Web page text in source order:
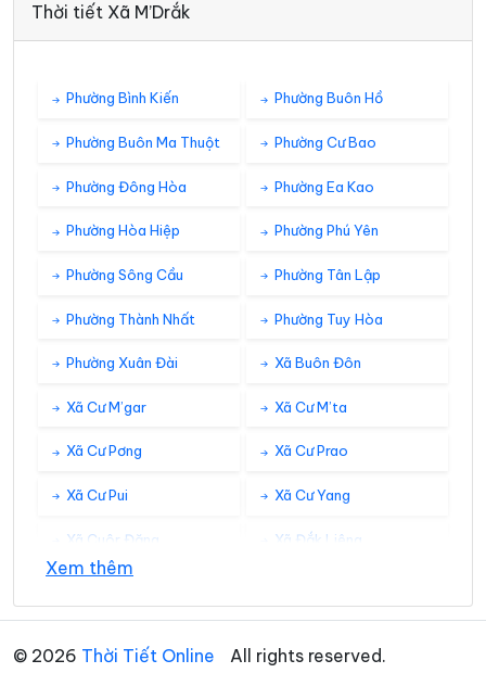
Thời tiết Xã M’Drắk
Phường Bình Kiến Phường Buôn Hồ
Phường Buôn Ma Thuột Phường Cư Bao
Phường Đông Hòa Phường Ea Kao
Phường Hòa Hiệp Phường Phú Yên
Phường Sông Cầu Phường Tân Lập
Phường Thành Nhất Phường Tuy Hòa
Phường Xuân Đài Xã Buôn Đôn
Xã Cư M’gar Xã Cư M’ta
Xã Cư Pơng Xã Cư Prao
Xã Cư Pui Xã Cư Yang
Xã Cuôr Đăng Xã Đắk Liêng
Xem thêm
© 2026 Thời Tiết Online All rights reserved.